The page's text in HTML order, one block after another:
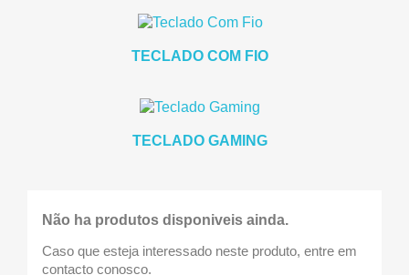
TECLADO COM FIO
TECLADO GAMING
Não ha produtos disponiveis ainda.
Caso que esteja interessado neste produto, entre em
contacto conosco.